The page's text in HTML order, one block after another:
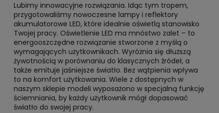
Lubimy innowacyjne rozwiązania. Idąc tym tropem,
przygotowaliśmy nowoczesne lampy i reflektory
akumulatorowe LED, które idealnie oświetlą stanowisko
Twojej pracy. Oświetlenie LED ma mnóstwo zalet – to
energooszczędne rozwiązanie stworzone z myślą o
wymagających użytkownikach. Wyróżnia się dłuższą
żywotnością w porównaniu do klasycznych źródeł, a
także emituje jaśniejsze światło. Bez wątpienia wpływa
to na komfort użytkowania. Wiele z dostępnych w
naszym sklepie modeli wyposażono w specjalną funkcję
ściemniania, by każdy użytkownik mógł dopasować
światło do swojej pracy.